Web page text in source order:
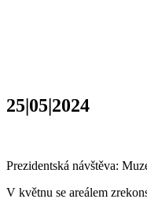
25|05|2024
Prezidentská návštěva:
V květnu se areálem